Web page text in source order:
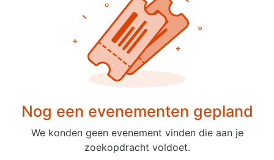
Nog een evenementen gepland
We konden geen evenement vinden die aan je
zoekopdracht voldoet.